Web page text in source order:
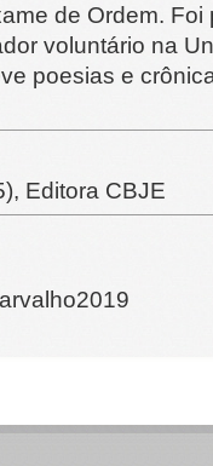
de Ordem.
voluntário na
poesias e
Editora CBJE